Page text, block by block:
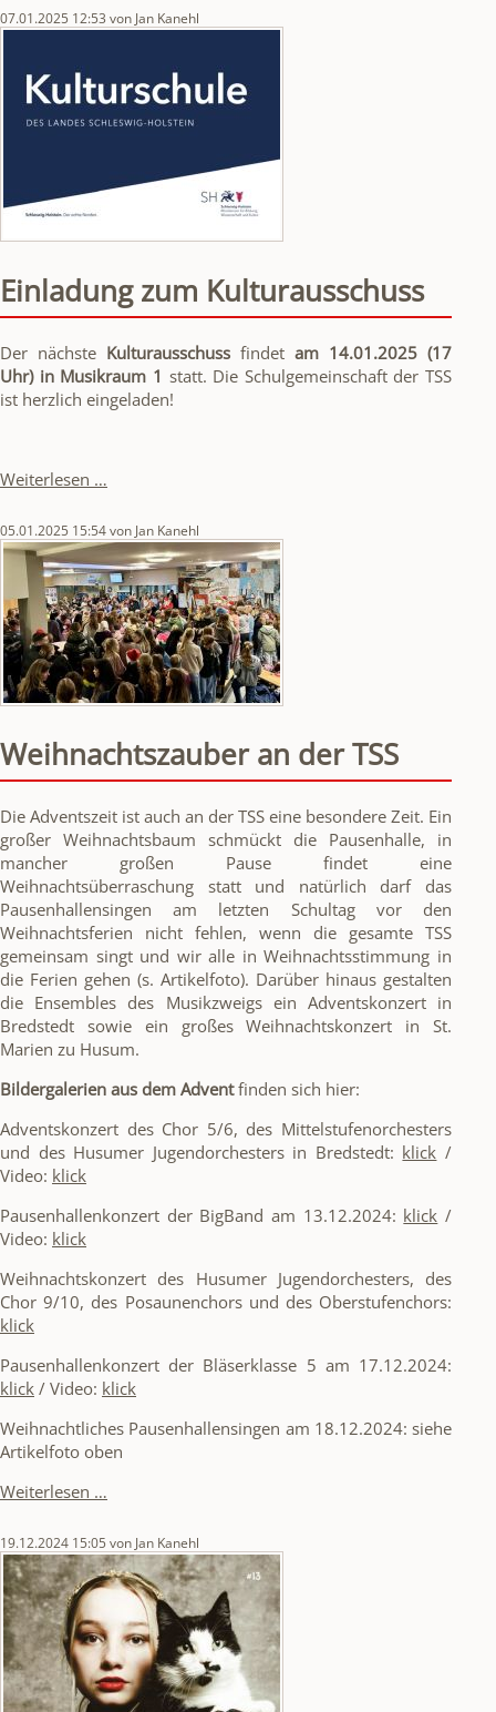
den
Zeugniskonferenzen
07.01.2025 12:53 von Jan Kanehl
Einladung zum Kulturausschuss
Der nächste Kulturausschuss findet am 14.01.2025 (17
Uhr) in Musikraum 1 statt. Die Schulgemeinschaft der TSS
ist herzlich eingeladen!
Weiterlesen …
Kulturausschuss
05.01.2025 15:54von Jan Kanehl
Weihnachtszauber an der TSS
Die Adventszeit ist auch an der TSS eine besondere Zeit. Ein
großer Weihnachtsbaum schmückt die Pausenhalle, in
mancher großen Pause findet eine
Weihnachtsüberraschung statt und natürlich darf das
Pausenhallensingen am letzten Schultag vor den
Weihnachtsferien nicht fehlen, wenn die gesamte TSS
gemeinsam singt und wir alle in Weihnachtsstimmung in
die Ferien gehen (s. Artikelfoto). Darüber hinaus gestalten
die Ensembles des Musikzweigs ein Adventskonzert in
Bredstedt sowie ein großes Weihnachtskonzert in St.
Marien zu Husum.
Bildergalerien aus dem Adventfinden sich hier:
Adventskonzert des Chor 5/6, des Mittelstufenorchesters
und des Husumer Jugendorchesters in Bredstedt: klick /
Video: klick
Pausenhallenkonzert der BigBand am 13.12.2024: klick /
Video: klick
Weihnachtskonzert des Husumer Jugendorchesters, des
Chor 9/10, des Posaunenchors und des Oberstufenchors:
klick
Pausenhallenkonzert der Bläserklasse 5 am 17.12.2024:
klick / Video: klick
Weihnachtliches Pausenhallensingen am 18.12.2024: siehe
Artikelfoto oben
Weiterlesen …
der
TSS
19.12.2024 15:05von Jan Kanehl